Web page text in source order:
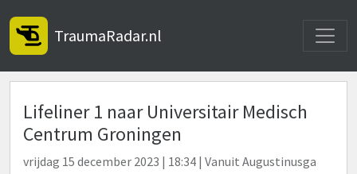
TraumaRadar.nl
Lifeliner 1 naar Universitair Medisch
Centrum Groningen
vrijdag 15 december 2023 | 18:34 | Vanuit Augustinusga